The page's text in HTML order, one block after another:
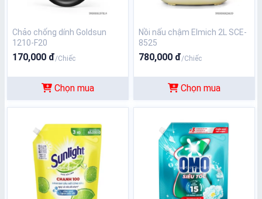
Chảo chống dính Goldsun
1210-F20
170,000 đ/Chiếc
Chọn mua
Nồi nấu chậm Elmich 2L SCE-
8525
780,000 đ/Chiếc
Chọn mua